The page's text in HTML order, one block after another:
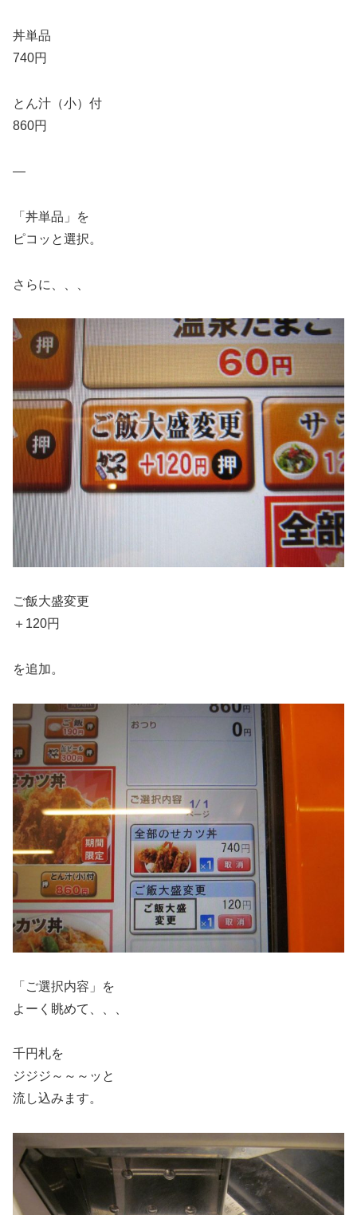
丼単品
740円
とん汁（小）付
860円
—
「丼単品」を
ピコッと選択。
さらに、、、
ご飯大盛変更
＋120円
を追加。
「ご選択内容」を
よーく眺めて、、、
千円札を
ジジジ～～～ッと
流し込みます。